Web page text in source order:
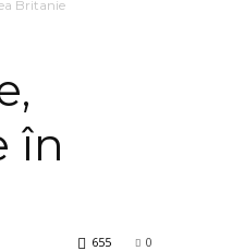
Britanie
în
0
655